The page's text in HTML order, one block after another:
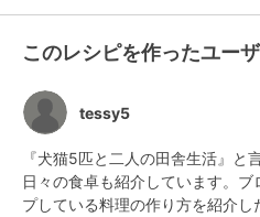
このレシピを作ったユーザ
tessy5
『犬猫5匹と二人の田舎生活』と
日々の食卓も紹介しています。
プしている料理の作り方を紹介